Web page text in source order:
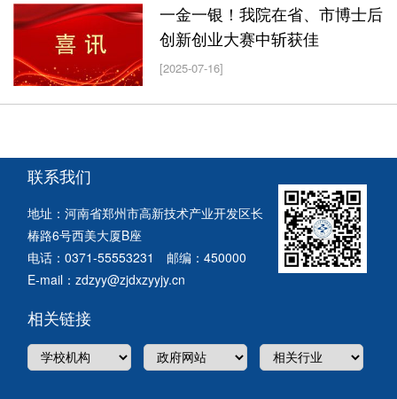
一金一银！我院在省、市博士后
创新创业大赛中斩获佳
[2025-07-16]
相关链接
联系我们
地址：河南省郑州市高新技术产业开发区长
椿路6号西美大厦B座
电话：0371-55553231 邮编：450000
E-mail：zdzyy@zjdxzyyjy.cn